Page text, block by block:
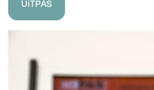
UiTPAS